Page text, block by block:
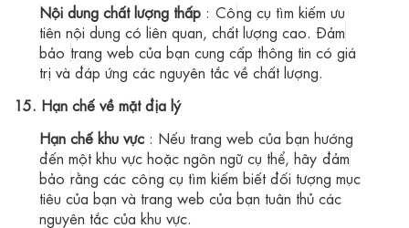
Nội dung chất lượng thấp : Công cụ tìm kiếm ưu
tiên nội dung có liên quan, chất lượng cao. Đảm
bảo trang web của bạn cung cấp thông tin có giá
trị và đáp ứng các nguyên tắc về chất lượng.
15. Hạn chế về mặt địa lý
Hạn chế khu vực : Nếu trang web của bạn hướng
đến một khu vực hoặc ngôn ngữ cụ thể, hãy đảm
bảo rằng các công cụ tìm kiếm biết đối tượng mục
tiêu của bạn và trang web của bạn tuân thủ các
nguyên tắc của khu vực.